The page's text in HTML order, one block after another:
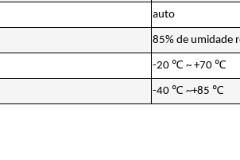
auto
85% de umidade
-20 ℃ ~ +70 ℃
-40 ℃ ~+85 ℃